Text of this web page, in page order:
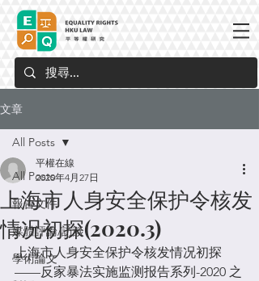
文章
All Posts
報告文件
媒體評論/訪談
學術論文
All Posts
上海市人身安全保护令核发
情况初探(2020.3)
平權在線
2020年4月27日
上海市人身安全保护令核发情况初探
——反家暴法实施监测报告系列-2020 之